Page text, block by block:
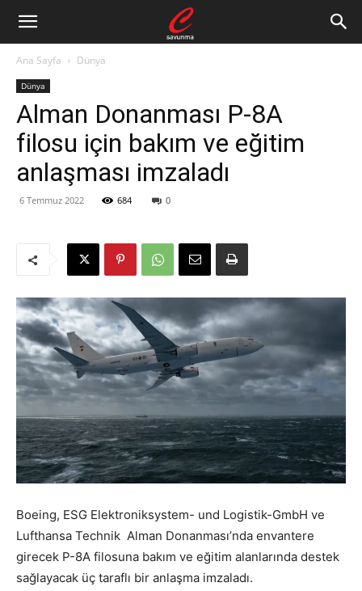
Ana Sayfa Dünya
Dünya
Alman Donanması P-8A
filosu için bakım ve eğitim
anlaşması imzaladı
6 Temmuz 2022 684 0
Boeing, ESG Elektroniksystem- und Logistik-GmbH ve
Lufthansa Technik Alman Donanması’nda envantere
girecek P-8A filosuna bakım ve eğitim alanlarında destek
sağlayacak üç taraflı bir anlaşma imzaladı.